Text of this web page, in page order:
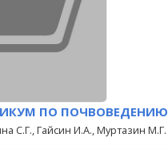
ПО ПОЧВОВЕДЕНИЮ
С.Г., Гайсин И.А., Муртазин М.Г.